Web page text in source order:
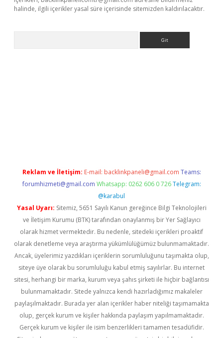
halinde, ilgili içerikler yasal süre içerisinde sitemizden kaldırılacaktır.
Reklam ve İletişim: E-mail: backlinkpaneli@gmail.com Teams:
forumhizmeti@gmail.com Whatsapp: 0262 606 0 726 Telegram:
@karabul
Yasal Uyarı: Sitemiz, 5651 Sayılı Kanun gereğince Bilgi Teknolojileri
ve İletişim Kurumu (BTK) tarafından onaylanmış bir Yer Sağlayıcı
olarak hizmet vermektedir. Bu nedenle, sitedeki içerikleri proaktif
olarak denetleme veya araştırma yükümlülüğümüz bulunmamaktadır.
Ancak, üyelerimiz yazdıkları içeriklerin sorumluluğunu taşımakta olup,
siteye üye olarak bu sorumluluğu kabul etmiş sayılırlar. Bu internet
sitesi, herhangi bir marka, kurum veya şahıs şirketi ile hiçbir bağlantısı
bulunmamaktadır. Sitede yalnızca kendi hazırladığımız makaleler
paylaşılmaktadır. Burada yer alan içerikler haber niteliği taşımamakta
olup, gerçek kurum ve kişiler hakkında paylaşım yapılmamaktadır.
Gerçek kurum ve kişiler ile isim benzerlikleri tamamen tesadüfidir.